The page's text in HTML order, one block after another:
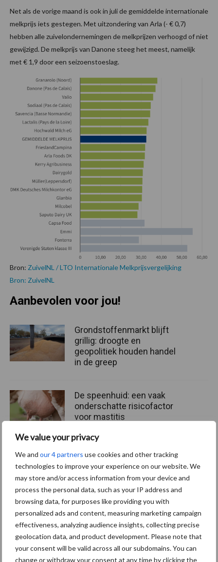
We value your privacy
We and our 4 partners use cookies and other tracking
technologies to improve your experience on our website. We
may store and/or access information from your device and
process the personal data, such as your IP address and
browsing data, for purposes like providing you with
personalized ads and content, measuring marketing campaign
effectiveness, analyzing audience insights, collecting precise
geolocation data, and product development. Please note that
your consent will be valid across all our subdomains. You can
change or withdraw your consent at any time by clicking the
Net als de vorige maand is ook in juli de gemiddelde internationale
melkprijs iets gestegen. Met uitzondering van Arla (- € 0,7)
hebben alle zuivelondernemingen de melkprijzen verhoogd of niet
gewijzigd. De melkprijs van Danone steeg het meest, namelijk
met € 1,9 door een seizoenstoeslag.
Bron: ZuivelNL / LTO Internationale Melkprijsvergelijking
Bron: ZuivelNL
Aanbevolen voor jou!
Grondstoffenmarkt blijft
grillig: droogte en
geopolitiek houden handel
in de greep
De speenhuid: een vaak
onderschatte risicofactor
voor mastitis
ForFarmers ziet volume en
marktaandeel groeien in
krimpende Nederlandse
markt
Themapagina's